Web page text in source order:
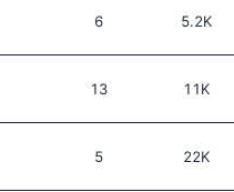
6 5.2K
13 11K
5 22K